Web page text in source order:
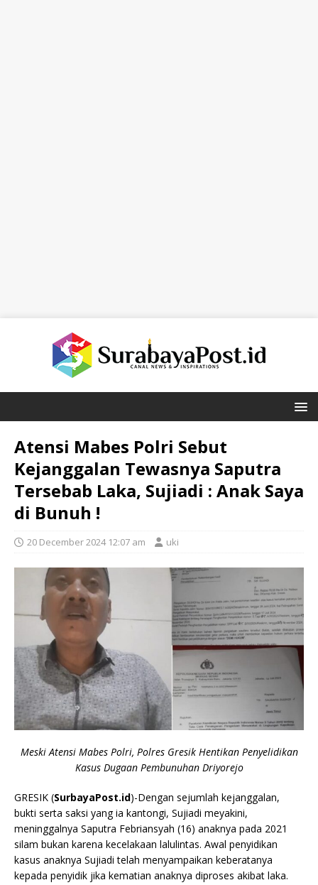
Atensi Mabes Polri Sebut
Kejanggalan Tewasnya Saputra
Tersebab Laka, Sujiadi : Anak Saya
di Bunuh !
20 December 2024 12:07 am uki
Meski Atensi Mabes Polri, Polres Gresik Hentikan Penyelidikan
Kasus Dugaan Pembunuhan Driyorejo
GRESIK (SurbayaPost.id)-Dengan sejumlah kejanggalan,
bukti serta saksi yang ia kantongi, Sujiadi meyakini,
meninggalnya Saputra Febriansyah (16) anaknya pada 2021
silam bukan karena kecelakaan lalulintas. Awal penyidikan
kasus anaknya Sujiadi telah menyampaikan keberatanya
kepada penyidik jika kematian anaknya diproses akibat laka.